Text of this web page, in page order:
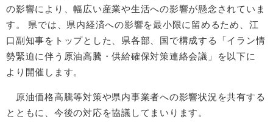
の影響により、幅広い産業や生活への影響が懸念されていま
す。 県では、県内経済への影響を最小限に留めるため、江
口副知事をトップとした、県各部、国で構成する「イラン情
勢緊迫に伴う原油高騰・供給確保対策連絡会議」を以下に
より開催します。
原油価格高騰等対策や県内事業者への影響状況を共有する
とともに、今後の対応を協議してまいります。